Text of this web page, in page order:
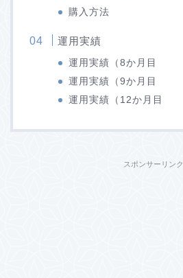
購入方法
運用実績
運用実績（8か月目
運用実績（9か月目
運用実績（12か月目
スポンサーリンク